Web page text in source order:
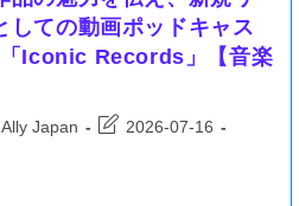
しての動画ポッドキャス
「Iconic Records」【音楽
Japan
2026-07-16